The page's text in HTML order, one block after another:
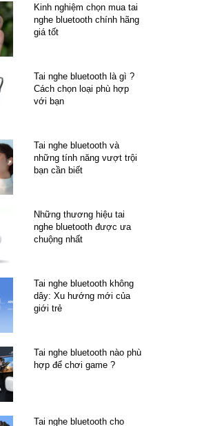
Kinh nghiệm chọn mua tai
nghe bluetooth chính hãng
giá tốt
Tai nghe bluetooth là gì ?
Cách chọn loại phù hợp
với bạn
Tai nghe bluetooth và
những tính năng vượt trội
bạn cần biết
Những thương hiệu tai
nghe bluetooth được ưa
chuộng nhất
Tai nghe bluetooth không
dây: Xu hướng mới của
giới trẻ
Tai nghe bluetooth nào phù
hợp để chơi game ?
Tai nghe bluetooth cho